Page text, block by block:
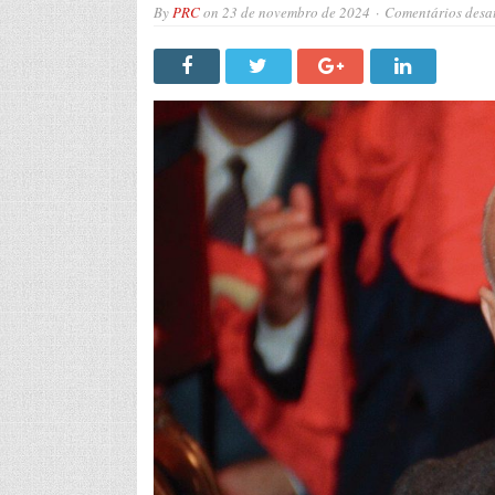
ByPRCon 23 de novembro de 2024 Comentários